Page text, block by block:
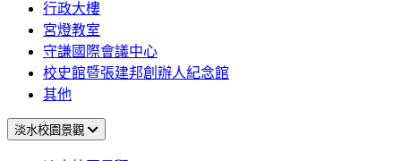
行政大樓
宮燈教室
守謙國際會議中心
校史館暨張建邦創辦人紀念館
其他
淡水校園景觀